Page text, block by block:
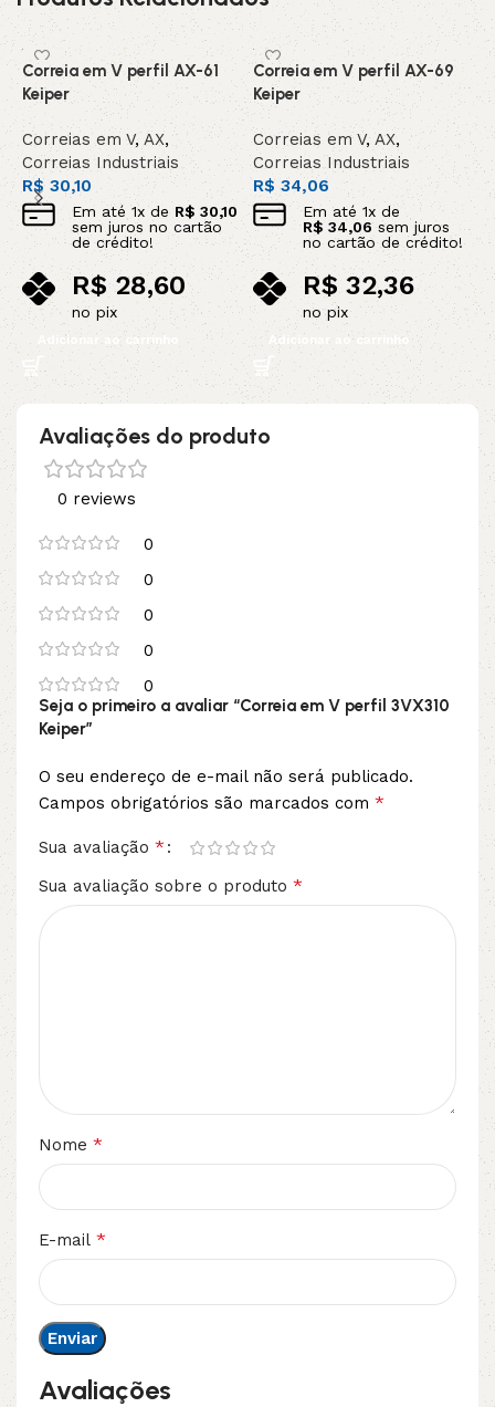
Correia em V perfil AX-61
Keiper
Correias em V,AX,
Correias Industriais
R$30,10
Em até1x de R$ 30,10
sem juros no cartão
de crédito!
R$28,60
no pix
Adicionar ao carrinho
Correia em V perfil AX-69
Keiper
Correias em V, AX,
Correias Industriais
R$ 34,06
Em até 1x de
R$34,06sem juros
no cartão de crédito!
R$32,36
no pix
Adicionar ao carrinho
Avaliações do produto
0 reviews
0
0
0
0
0
Avaliações
Seja o primeiro a avaliar “Correia em V perfil 3VX310
Keiper”
O seu endereço de e-mail não será publicado.
Campos obrigatórios são marcados com *
Sua avaliação *
Sua avaliação sobre o produto *
Nome *
E-mail *